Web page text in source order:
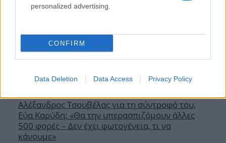
personalized advertising.
CONFIRM
Data Deletion Data Access Privacy Policy
Αλέξανδρος Τσουβέλας για τη σύντροφό του,
Εύα Καρύδη: «Θα την υπερασπιζόμουν άλλες
500 φορές – Δεν έχει φωτογένεια, τι να
κάνουμε»